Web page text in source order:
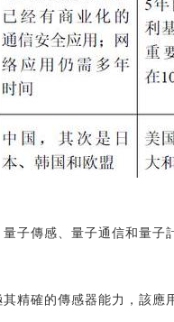
子傳感、量子通信和量子
精確的傳感器能力，該應